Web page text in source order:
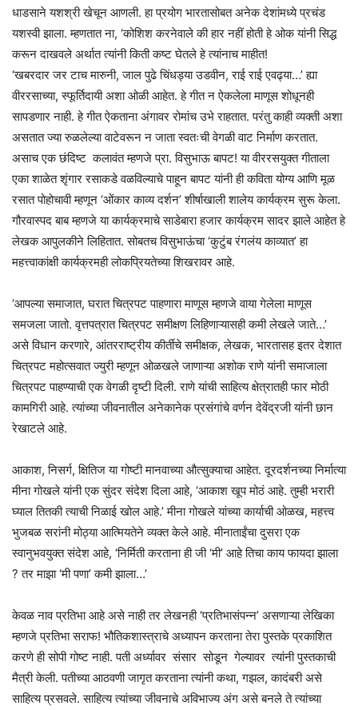
धाडसाने यशश्री खेचून आणली. हा प्रयोग भारतासोबत अनेक देशांमध्ये प्रचंड
यशस्वी झाला. म्हणतात ना, ‘कोशिश करनेवाले की हार नहीं होती हे ओक यांनी सिद्ध
करून दाखवले अर्थात त्यांनी किती कष्ट घेतले हे त्यांनाच माहीत!
‘खबरदार जर टाच मारुनी, जाल पुढे चिंधड्या उडवीन, राई राई एवढ्या…’ ह्या
वीररसाच्या, स्फूर्तिदायी अशा ओळी आहेत. हे गीत न ऐकलेला माणूस शोधूनही
सापडणार नाही. हे गीत ऐकताना अंगावर रोमांच उभे राहतात. परंतु काही व्यक्ती अशा
असतात ज्या रुळलेल्या वाटेवरून न जाता स्वतःची वेगळी वाट निर्माण करतात.
असाच एक छंदिष्ट कलावंत म्हणजे प्रा. विसुभाऊ बापट! या वीररसयुक्त गीताला
एका शाळेत शृंगार रसाकडे वळविल्याचे पाहून बापट यांनी ही कविता योग्य आणि मूळ
रसात पोहोचावी म्हणून ‘ओंकार काव्य दर्शन’ शीर्षाखाली शालेय कार्यक्रम सुरू केला.
गौरवास्पद बाब म्हणजे या कार्यक्रमाचे साडेबारा हजार कार्यक्रम सादर झाले आहेत हे
लेखक आपुलकीने लिहितात. सोबतच विसुभाऊंचा ‘कुटुंब रंगलंय काव्यात’ हा
महत्त्वाकांक्षी कार्यक्रमही लोकप्रियतेच्या शिखरावर आहे.
‘आपल्या समाजात, घरात चित्रपट पाहणारा माणूस म्हणजे वाया गेलेला माणूस
समजला जातो. वृत्तपत्रात चित्रपट समीक्षण लिहिणाऱ्यासही कमी लेखले जाते…’
असे विधान करणारे, आंतरराष्ट्रीय कीर्तीचे समीक्षक, लेखक, भारतासह इतर देशात
चित्रपट महोत्सवात ज्युरी म्हणून ओळखले जाणाऱ्या अशोक राणे यांनी समाजाला
चित्रपट पाहण्याची एक वेगळी दृष्टी दिली. राणे यांची साहित्य क्षेत्रातही फार मोठी
कामगिरी आहे. त्यांच्या जीवनातील अनेकानेक प्रसंगांचे वर्णन देवेंद्रजी यांनी छान
रेखाटले आहे.
आकाश, निसर्ग, क्षितिज या गोष्टी मानवाच्या औत्सुक्याचा आहेत. दूरदर्शनच्या निर्मात्या
मीना गोखले यांनी एक सुंदर संदेश दिला आहे, ‘आकाश खूप मोठं आहे. तुम्ही भरारी
घ्याल तितकी त्याची निळाई खोल आहे.’ मीना गोखले यांच्या कार्याची ओळख, महत्त्व
भुजबळ सरांनी मोठ्या आत्मियतेने व्यक्त केले आहे. मीनाताईंचा दुसरा एक
स्वानुभवयुक्त संदेश आहे, ‘निर्मिती करताना ही जी ‘मी’ आहे तिचा काय फायदा झाला
? तर माझा ‘मी पणा’ कमी झाला…’
केवळ नाव प्रतिभा आहे असे नाही तर लेखनही ‘प्रतिभासंपन्न’ असणाऱ्या लेखिका
म्हणजे प्रतिभा सराफ! भौतिकशास्त्राचे अध्यापन करताना तेरा पुस्तके प्रकाशित
करणे ही सोपी गोष्ट नाही. पती अर्ध्यावर संसार सोडून गेल्यावर त्यांनी पुस्तकाची
मैत्री केली. पतीच्या आठवणी जागृत करताना त्यांनी कथा, गझल, कादंबरी असे
साहित्य प्रसवले. साहित्य त्यांच्या जीवनाचे अविभाज्य अंग असे बनले ते त्यांच्या